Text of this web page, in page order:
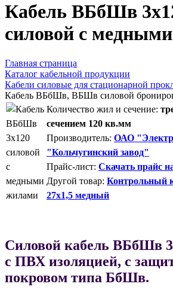
Кабель ВБбШв
силовой с
Главная страница
Каталог кабельной продукции
Кабели силовые для стационарной
Кабель ВБбШв, ВБШв силовой
Количество жил и сечение:
сечением 120 кв.мм
Производитель: ОАО
"Кольчугинский завод"
Прайс-лист: Скачать прайс
Другой товар: Контрольный
27х1,5 медный
Силовой кабель ВБбШв
с ПВХ изоляцией, с
покровом типа БбШв.